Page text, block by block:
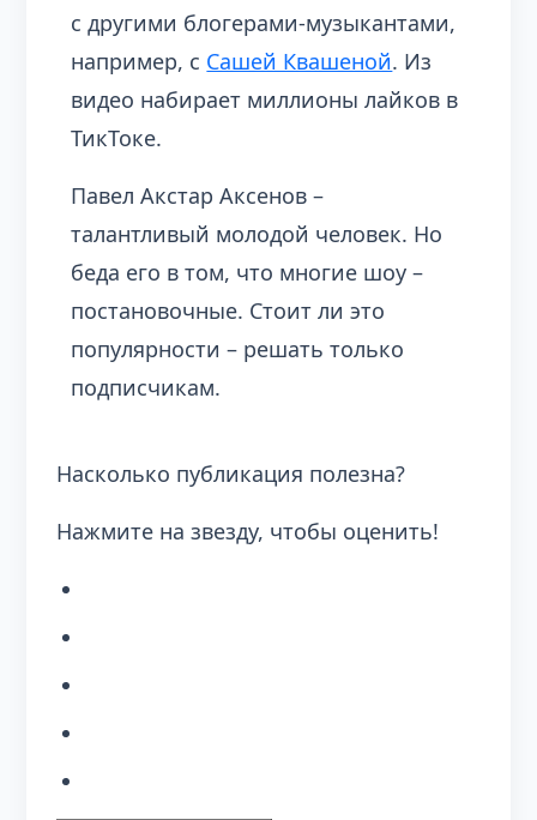
с другими блогерами-музыкантами,
например, с Сашей Квашеной. Из
видео набирает миллионы лайков в
ТикТоке.
Павел Акстар Аксенов –
талантливый молодой человек. Но
беда его в том, что многие шоу –
постановочные. Стоит ли это
популярности – решать только
подписчикам.
Насколько публикация полезна?
Нажмите на звезду, чтобы оценить!